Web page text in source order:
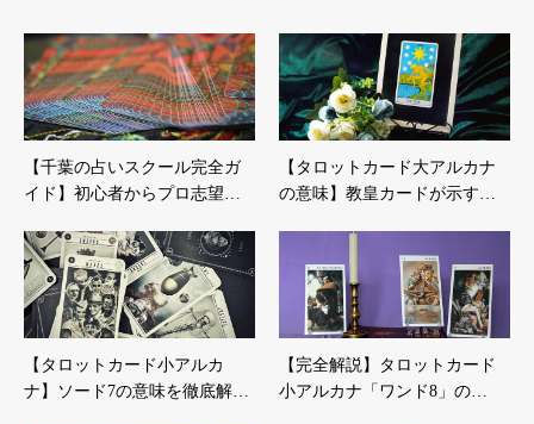
【千葉の占いスクール完全ガ
イド】初心者からプロ志望…
【タロットカード大アルカナ
の意味】教皇カードが示す…
【タロットカード小アルカ
ナ】ソード7の意味を徹底解…
【完全解説】タロットカード
小アルカナ「ワンド8」の…